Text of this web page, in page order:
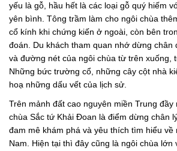
yếu là gỗ, hầu hết là các loại gỗ quý hiếm
yên bình. Tông trầm làm cho ngôi chùa
cổ kính khi chứng kiến ở ngoài, còn bên
đoán. Du khách tham quan nhớ dừng chân
và đường nét của ngôi chùa từ trên xuống,
Những bức trường cổ, những cây cột nhà
hoạ những dấu vết của lịch sử.
Trên mảnh đất cao nguyên miền Trung đầy
chùa Sắc tứ Khải Đoan là điểm dừng chân
đam mê khám phá và yêu thích tìm hiểu về
Nam. Hiện tại thì đây cũng là ngôi chùa lớn